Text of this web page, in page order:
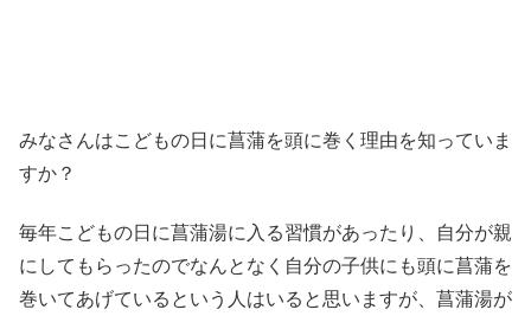
みなさんはこどもの日に菖蒲を頭に巻く理由を知っていま
すか？
毎年こどもの日に菖蒲湯に入る習慣があったり、自分が親
にしてもらったのでなんとなく自分の子供にも頭に菖蒲を
巻いてあげているという人はいると思いますが、菖蒲湯が